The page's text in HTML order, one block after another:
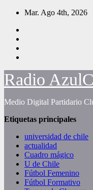
Saltar
contenido
Mar. Ago 4th, 2026
Radio
Medio Digital Partidario
Etiquetas principales
universidad de chile
actualidad
Cuadro mágico
U de Chile
Fútbol Femenino
Fútbol Formativo